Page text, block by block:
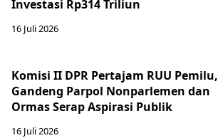
Investasi Rp314 Triliun
16 Juli 2026
Komisi II DPR Pertajam RUU Pemilu,
Gandeng Parpol Nonparlemen dan
Ormas Serap Aspirasi Publik
16 Juli 2026